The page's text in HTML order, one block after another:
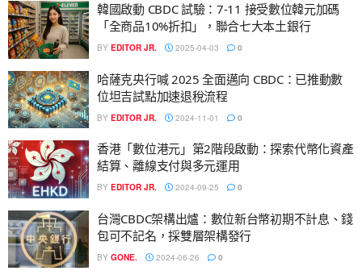
韓國啟動 CBDC 試驗：7-11 接受數位韓元加碼
「全商品10%折扣」，聯合七大本土銀行
BY EDITOR JR. 2025-04-03 0
哈薩克央行喊 2025 全面邁向 CBDC：已推動數
位坦吉試點加速退稅流程
BY EDITOR JR. 2024-11-01 0
香港「數位港元」第2階段啟動：探索代幣化資產
結算、離線支付與多元運用
BY EDITOR JR. 2024-09-25 0
台灣CBDC架構出爐：數位新台幣初期不計息、錢
包可不記名，採雙層架構發行
BY GONE. 2024-06-26 0